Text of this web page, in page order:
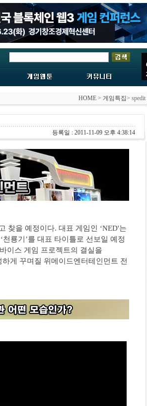
HOME > 게임특집> spedit
등록일 : 2011-11-09 오후 4:38:14
찾을 예정이다. 대표 게임인 ‘NED'는
룡기’를 대표 타이틀로 선보일 예정
이스 게임 프로젝트의 결실을
게 꾸며질 위메이드엔터테인먼트 전